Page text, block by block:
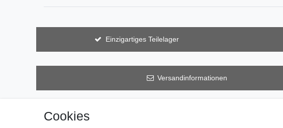
Einzigartiges Teilelager
Versandinformationen
Cookies